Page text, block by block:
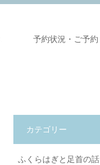
予約状況・ご予約
カテゴリー
ふくらはぎと足首の話